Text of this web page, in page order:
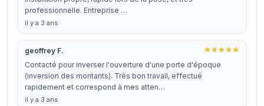
professionnelle. Entreprise …
il y a 3 ans
geoffrey F.
Contacté pour inverser l'ouverture d'une porte d'époque
(inversion des montants). Très bon travail, effectué
rapidement et correspond à mes atten…
il y a 3 ans